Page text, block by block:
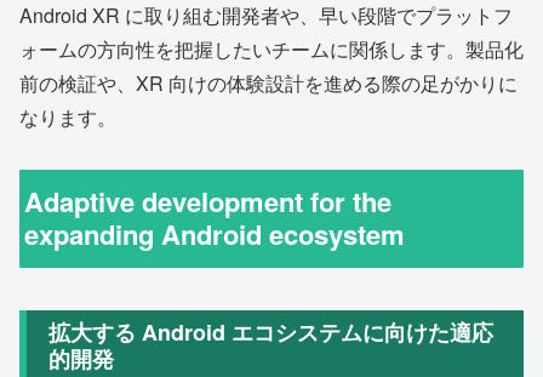
Android XR に取り組む開発者や、早い段階でプラットフ
ォームの方向性を把握したいチームに関係します。製品化
前の検証や、XR 向けの体験設計を進める際の足がかりに
なります。
Adaptive development for the
expanding Android ecosystem
拡大する Android エコシステムに向けた適応
的開発